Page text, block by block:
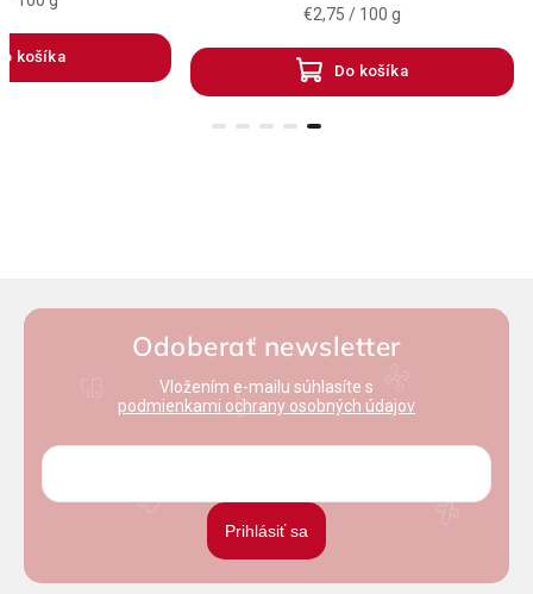
košíka
€2,75 / 100 g
Do košíka
Odoberať newsletter
Vložením e-mailu súhlasíte s
podmienkami ochrany osobných údajov
Prihlásiť sa